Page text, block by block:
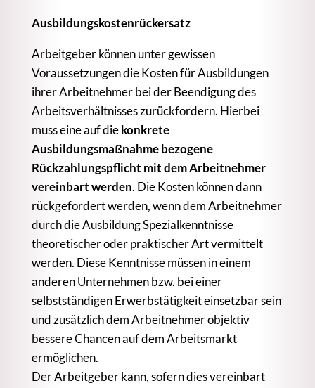
Ausbildungskostenrückersatz
Arbeitgeber können unter gewissen
Voraussetzungen die Kosten für Ausbildungen
ihrer Arbeitnehmer bei der Beendigung des
Arbeitsverhältnisses zurückfordern. Hierbei
muss eine auf diekonkrete
Ausbildungsmaßnahme bezogene
Rückzahlungspflicht mit dem Arbeitnehmer
vereinbart werden. Die Kosten können dann
rückgefordert werden, wenn dem Arbeitnehmer
durch die Ausbildung Spezialkenntnisse
theoretischer oder praktischer Art vermittelt
werden. Diese Kenntnisse müssen in einem
anderen Unternehmen bzw. bei einer
selbstständigen Erwerbstätigkeit einsetzbar sein
und zusätzlich dem Arbeitnehmer objektiv
bessere Chancen auf dem Arbeitsmarkt
ermöglichen.
Der Arbeitgeber kann, sofern dies vereinbart